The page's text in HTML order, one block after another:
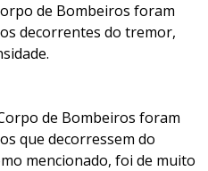
de Bombeiros foram
decorrentes do tremor,
de Bombeiros foram
que decorressem do
mencionado, foi de muito